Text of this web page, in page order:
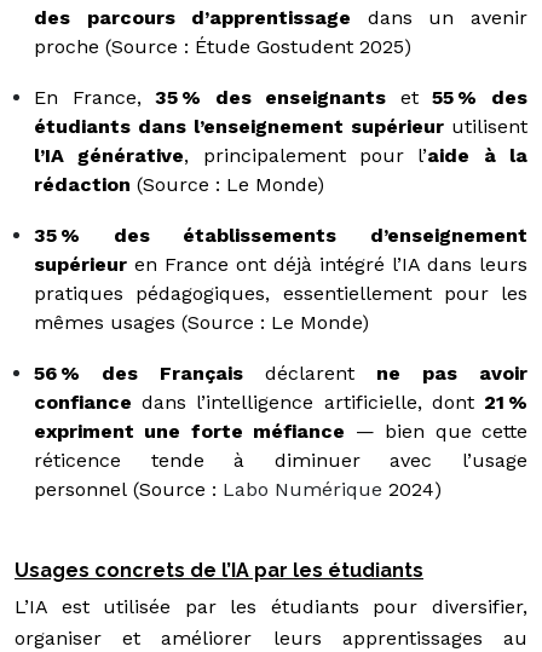
des parcours d’apprentissage dans un avenir
proche (Source : Étude Gostudent 2025)
En France,35 % des enseignants et55 % des
étudiants dans l’enseignement supérieur utilisent
l’IA générative, principalement pour l’aide à la
rédaction (Source : Le Monde)
35 % des établissements d’enseignement
supérieur en France ont déjà intégré l’IA dans leurs
pratiques pédagogiques, essentiellement pour les
mêmes usages (Source : Le Monde)
56 % des Français déclarent ne pas avoir
confiance dans l’intelligence artificielle, dont 21 %
expriment une forte méfiance — bien que cette
réticence tende à diminuer avec l’usage
personnel (Source : Labo Numérique 2024)
Usages concrets de l’IA par les étudiants
L’IA est utilisée par les étudiants pour diversifier,
organiser et améliorer leurs apprentissages au